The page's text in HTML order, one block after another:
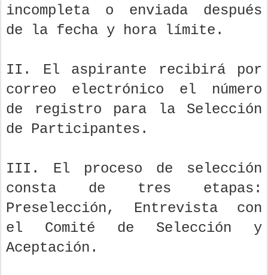
incompleta o enviada después
de la fecha y hora límite.
II. El aspirante recibirá por
correo electrónico el número
de registro para la Selección
de Participantes.
III. El proceso de selección
consta de tres etapas:
Preselección, Entrevista con
el Comité de Selección y
Aceptación.